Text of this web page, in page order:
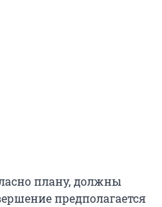
плану, должны
предполагается